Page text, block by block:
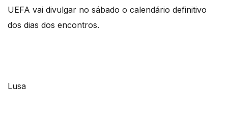
UEFA vai divulgar no sábado o calendário definitivo
dos dias dos encontros.
Lusa